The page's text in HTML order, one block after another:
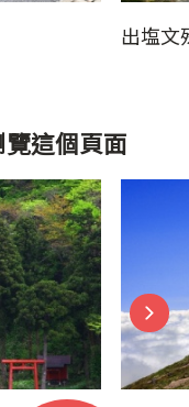
出塩文
這個頁面